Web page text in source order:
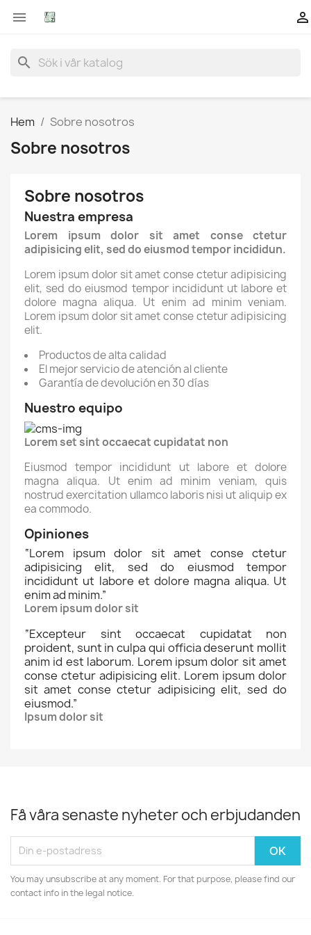
 
search
Hem Sobre nosotros
Sobre nosotros
Sobre nosotros
Nuestra empresa
Lorem ipsum dolor sit amet conse ctetur
adipisicing elit, sed do eiusmod tempor incididun.
Lorem ipsum dolor sit amet conse ctetur adipisicing
elit, sed do eiusmod tempor incididunt ut labore et
dolore magna aliqua. Ut enim ad minim veniam.
Lorem ipsum dolor sit amet conse ctetur adipisicing
elit.
Productos de alta calidad
El mejor servicio de atención al cliente
Garantía de devolución en 30 días
Nuestro equipo
Lorem set sint occaecat cupidatat non
Eiusmod tempor incididunt ut labore et dolore
magna aliqua. Ut enim ad minim veniam, quis
nostrud exercitation ullamco laboris nisi ut aliquip ex
ea commodo.
Opiniones
“Lorem ipsum dolor sit amet conse ctetur
adipisicing elit, sed do eiusmod tempor
incididunt ut labore et dolore magna aliqua. Ut
enim ad minim.”
Lorem ipsum dolor sit
“Excepteur sint occaecat cupidatat non
proident, sunt in culpa qui officia deserunt mollit
anim id est laborum. Lorem ipsum dolor sit amet
conse ctetur adipisicing elit. Lorem ipsum dolor
sit amet conse ctetur adipisicing elit, sed do
eiusmod.”
Ipsum dolor sit
Få våra senaste nyheter och erbjudanden
You may unsubscribe at any moment. For that purpose, please find our
contact info in the legal notice.